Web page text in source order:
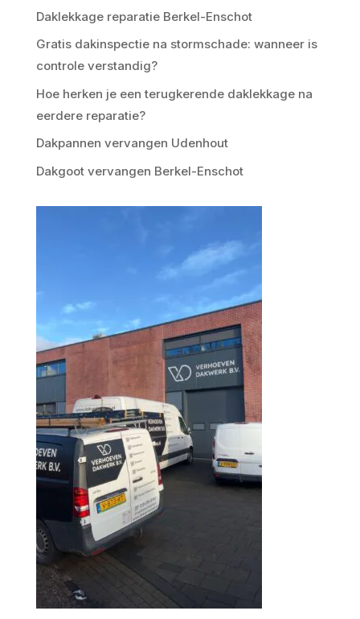
Daklekkage reparatie Berkel-Enschot
Gratis dakinspectie na stormschade: wanneer is
controle verstandig?
Hoe herken je een terugkerende daklekkage na
eerdere reparatie?
Dakpannen vervangen Udenhout
Dakgoot vervangen Berkel-Enschot